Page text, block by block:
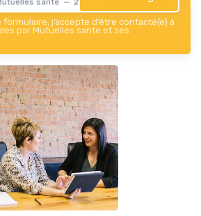
j’accepte d’être contacté(e) à
par Mutuelles sante et ses